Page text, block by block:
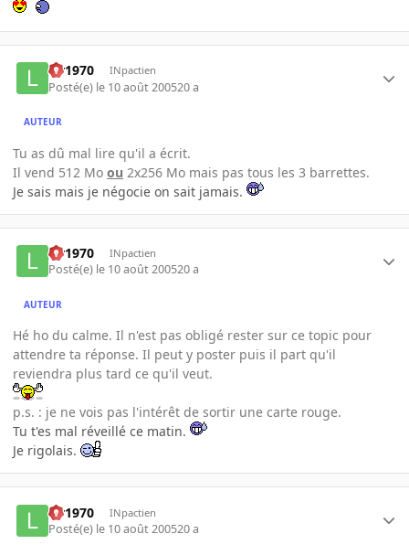
lar1970 INpactien
Posté(e) le 10 août 200520 a
AUTEUR
Tu as dû mal lire qu'il a écrit.
Il vend 512 Mo ou 2x256 Mo mais pas tous les 3 barrettes.
Je sais mais je négocie on sait jamais.
lar1970 INpactien
Posté(e) le 10 août 200520 a
AUTEUR
Hé ho du calme. Il n'est pas obligé rester sur ce topic pour
attendre ta réponse. Il peut y poster puis il part qu'il
reviendra plus tard ce qu'il veut.
p.s. : je ne vois pas l'intérêt de sortir une carte rouge.
Tu t'es mal réveillé ce matin.
Je rigolais.
lar1970 INpactien
Posté(e) le 10 août 200520 a